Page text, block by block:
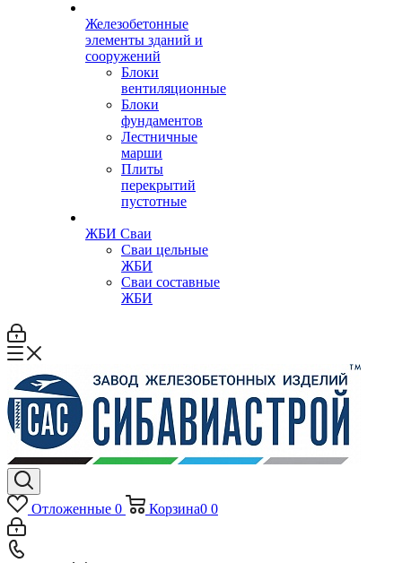
Железобетонные
элементы зданий и
сооружений
Блоки
вентиляционные
Блоки
фундаментов
Лестничные
марши
Плиты
перекрытий
пустотные
ЖБИ Сваи
Сваи цельные
ЖБИ
Сваи составные
ЖБИ
Отложенные 0 Корзина0 0